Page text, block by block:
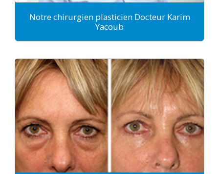
Notre chirurgien plasticien Docteur Karim
Yacoub